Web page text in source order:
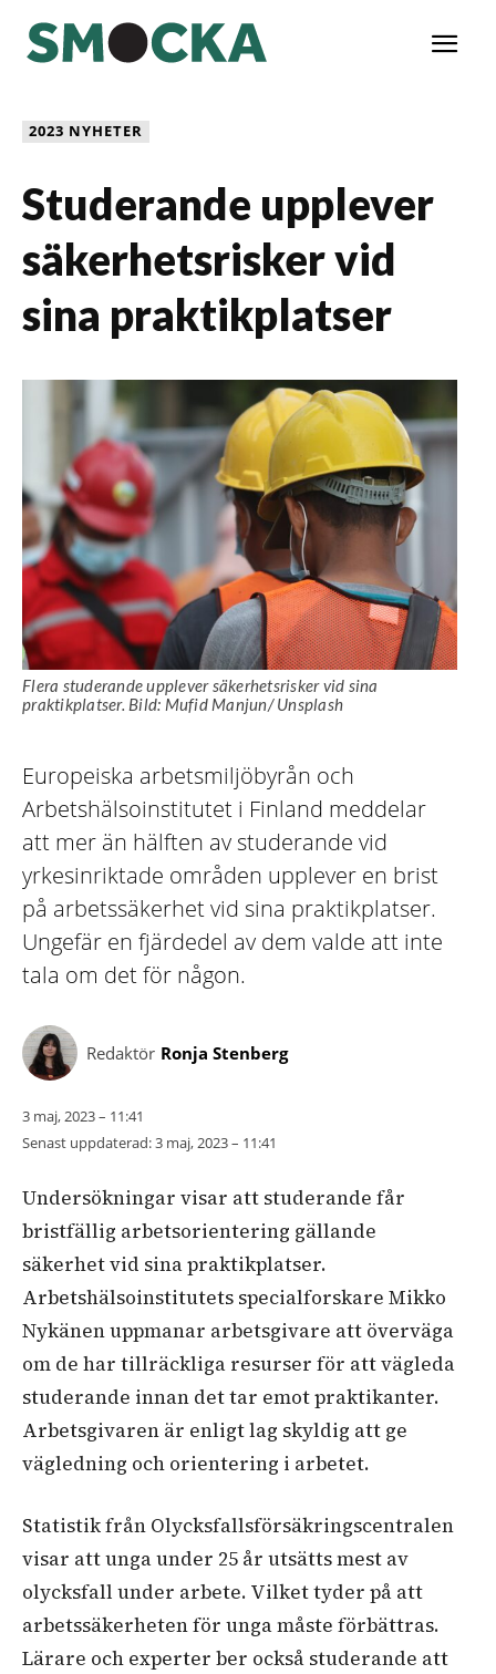
2023 NYHETER
Studerande upplever
säkerhetsrisker vid
sina praktikplatser
Flera studerande upplever säkerhetsrisker vid sina
praktikplatser. Bild: Mufid Manjun/ Unsplash
Europeiska arbetsmiljöbyrån och
Arbetshälsoinstitutet i Finland meddelar
att mer än hälften av studerande vid
yrkesinriktade områden upplever en brist
på arbetssäkerhet vid sina praktikplatser.
Ungefär en fjärdedel av dem valde att inte
tala om det för någon.
Redaktör Ronja Stenberg
3 maj, 2023 – 11:41
Senast uppdaterad:3 maj, 2023 – 11:41
Undersökningar visar att studerande får
bristfällig arbetsorientering gällande
säkerhet vid sina praktikplatser.
Arbetshälsoinstitutets specialforskare Mikko
Nykänen uppmanar arbetsgivare att överväga
om de har tillräckliga resurser för att vägleda
studerande innan det tar emot praktikanter.
Arbetsgivaren är enligt lag skyldig att ge
vägledning och orientering i arbetet.
Statistik från Olycksfallsförsäkringscentralen
visar att unga under 25 år utsätts mest av
olycksfall under arbete. Vilket tyder på att
arbetssäkerheten för unga måste förbättras.
Lärare och experter ber också studerande att